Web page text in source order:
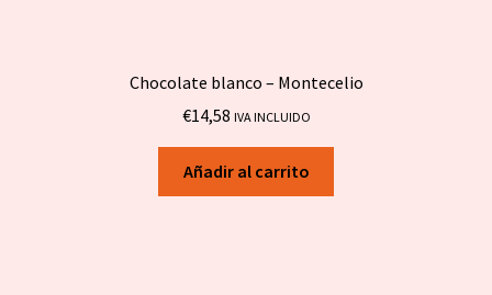
Chocolate blanco – Montecelio
€14,58 IVA INCLUIDO
Añadir al carrito